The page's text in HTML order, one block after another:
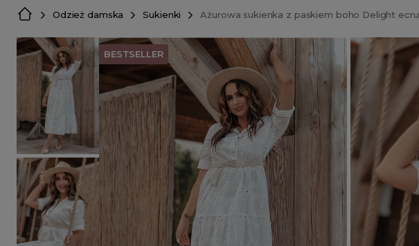
Odzież damska Sukienki Ażurowa sukienka z paskiem boho Delight ecru
BESTSELLER